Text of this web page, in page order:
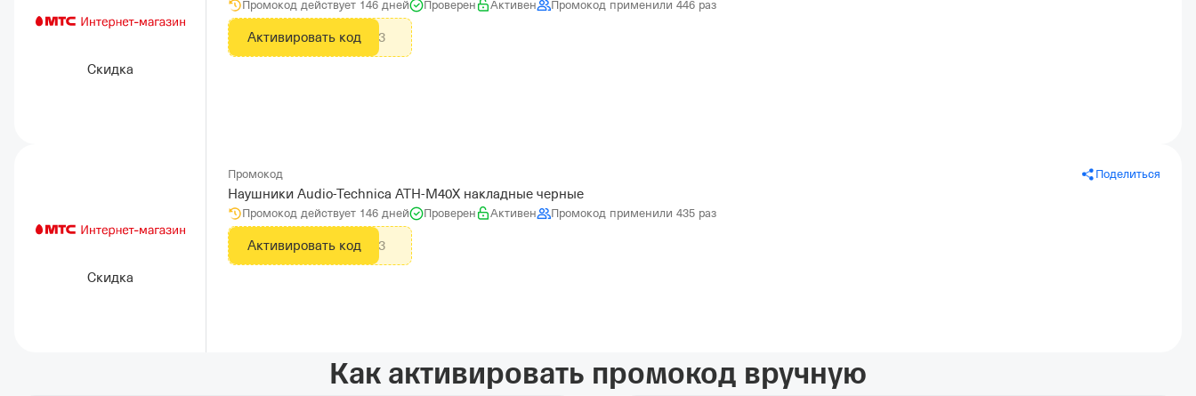
Скидка
Промокод действует 146 дней Проверен Активен Промокод применили 446 раз
Активировать кодMTS103
Скидка
Промокод Поделиться
Наушники Audio-Technica ATH-M40X накладные черные
Промокод действует 146 дней Проверен Активен Промокод применили 435 раз
Активировать кодMTS103
Как активировать промокод вручную